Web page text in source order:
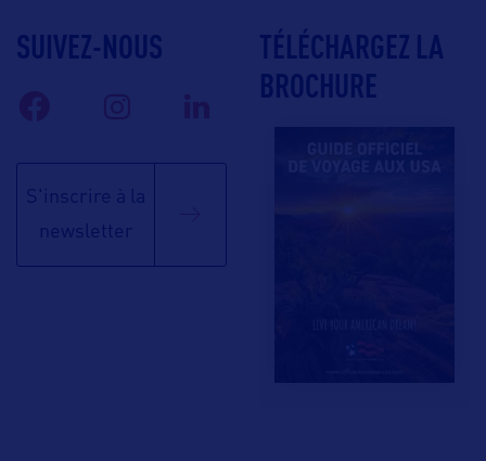
SUIVEZ-NOUS
S'inscrire à la
newsletter
TÉLÉCHARGEZ LA
BROCHURE